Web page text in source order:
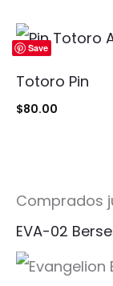
Save
Totoro Pin
$80.00
Comprados
EVA-02